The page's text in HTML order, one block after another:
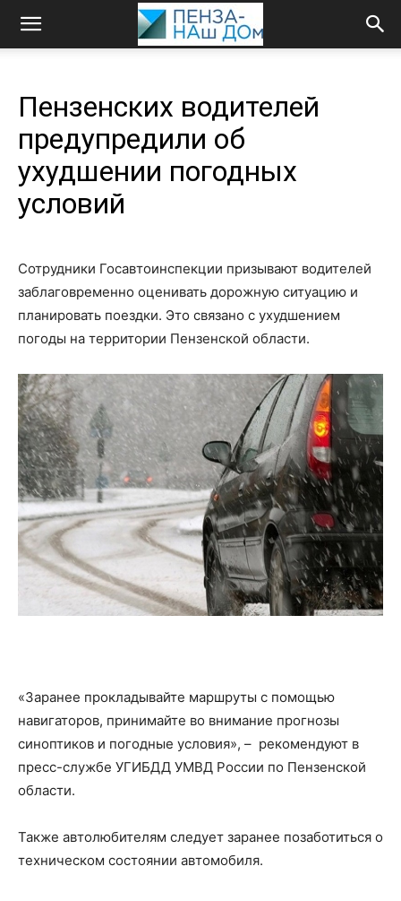
Пензенских водителей
предупредили об
ухудшении погодных
условий
Сотрудники Госавтоинспекции призывают водителей
заблаговременно оценивать дорожную ситуацию и
планировать поездки. Это связано с ухудшением
погоды на территории Пензенской области.
«Заранее прокладывайте маршруты с помощью
навигаторов, принимайте во внимание прогнозы
синоптиков и погодные условия», – рекомендуют в
пресс-службе УГИБДД УМВД России по Пензенской
области.
Также автолюбителям следует заранее позаботиться о
техническом состоянии автомобиля.